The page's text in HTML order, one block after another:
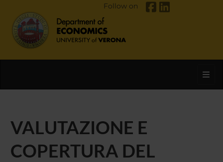
Follow on
VALUTAZIONE E
COPERTURA DEL